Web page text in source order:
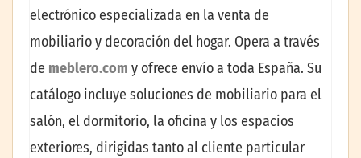
electrónico especializada en la venta de
mobiliario y decoración del hogar. Opera a través
de meblero.com y ofrece envío a toda España. Su
catálogo incluye soluciones de mobiliario para el
salón, el dormitorio, la oficina y los espacios
exteriores, dirigidas tanto al cliente particular